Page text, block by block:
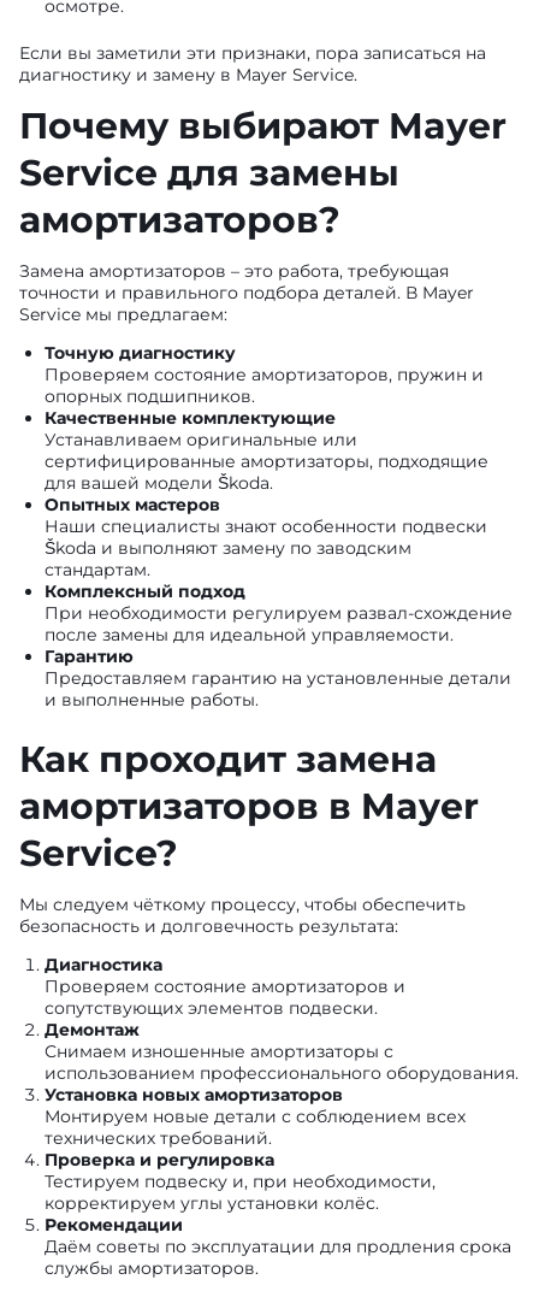
осмотре.
Если вы заметили эти признаки, пора записаться на
диагностику и замену в Mayer Service.
Почему выбирают Mayer
Service для замены
амортизаторов?
Замена амортизаторов – это работа, требующая
точности и правильного подбора деталей. В Mayer
Service мы предлагаем:
Точную диагностику
Проверяем состояние амортизаторов, пружин и
опорных подшипников.
Качественные комплектующие
Устанавливаем оригинальные или
сертифицированные амортизаторы, подходящие
для вашей модели Škoda.
Опытных мастеров
Наши специалисты знают особенности подвески
Škoda и выполняют замену по заводским
стандартам.
Комплексный подход
При необходимости регулируем развал-схождение
после замены для идеальной управляемости.
Гарантию
Предоставляем гарантию на установленные детали
и выполненные работы.
Как проходит замена
амортизаторов в Mayer
Service?
Мы следуем чёткому процессу, чтобы обеспечить
безопасность и долговечность результата:
Диагностика
Проверяем состояние амортизаторов и
сопутствующих элементов подвески.
Демонтаж
Снимаем изношенные амортизаторы с
использованием профессионального оборудования.
Установка новых амортизаторов
Монтируем новые детали с соблюдением всех
технических требований.
Проверка и регулировка
Тестируем подвеску и, при необходимости,
корректируем углы установки колёс.
Рекомендации
Даём советы по эксплуатации для продления срока
службы амортизаторов.